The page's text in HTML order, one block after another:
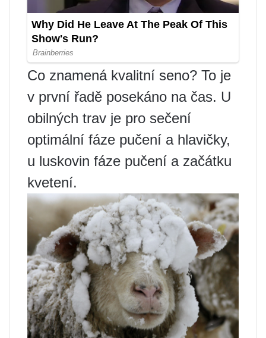
Co znamená kvalitní seno? To je
v první řadě posekáno na čas. U
obilných trav je pro sečení
optimální fáze pučení a hlavičky,
u luskovin fáze pučení a začátku
kvetení.